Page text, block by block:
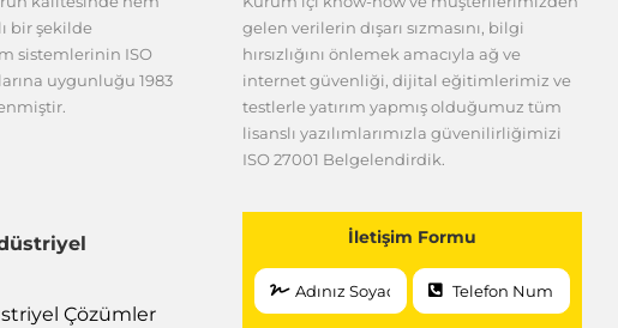
bir şekilde
sistemlerinin ISO
uygunluğu 1983
gelen verilerin dışarı sızmasını, bilgi
hırsızlığını önlemek amacıyla ağ ve
internet güvenliği, dijital eğitimlerimiz ve
testlerle yatırım yapmış olduğumuz tüm
lisanslı yazılımlarımızla güvenilirliğimizi
ISO 27001 Belgelendirdik.
Çözümler
İletişim Formu